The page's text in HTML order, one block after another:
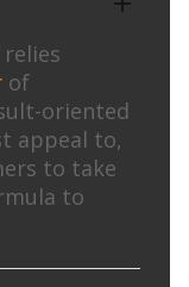
of
oriented
appeal to,
to take
to